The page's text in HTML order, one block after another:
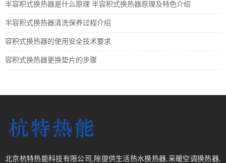
半容积式换热器是什么原理 半容积式换热器原理及特色介绍
半容积式换热器清洗保养过程介绍
容积式换热器的使用安全技术要求
容积式换热器更换垫片的步骤
北京杭特热能科技有限公司,除提供生活热水换热器,采暖空调换热器,